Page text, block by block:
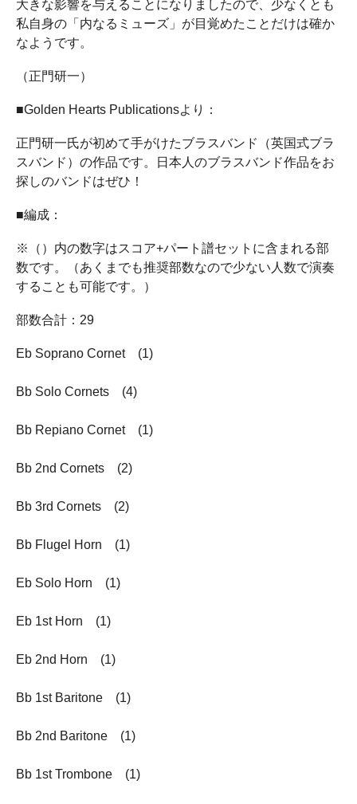
大きな影響を与えることになりましたので、少なくとも
私自身の「内なるミューズ」が目覚めたことだけは確か
なようです。
（正門研一）
■Golden Hearts Publicationsより：
正門研一氏が初めて手がけたブラスバンド（英国式ブラ
スバンド）の作品です。日本人のブラスバンド作品をお
探しのバンドはぜひ！
■編成：
※（）内の数字はスコア+パート譜セットに含まれる部
数です。（あくまでも推奨部数なので少ない人数で演奏
することも可能です。）
部数合計：29
Eb Soprano Cornet (1)
Bb Solo Cornets (4)
Bb Repiano Cornet (1)
Bb 2nd Cornets (2)
Bb 3rd Cornets (2)
Bb Flugel Horn (1)
Eb Solo Horn (1)
Eb 1st Horn (1)
Eb 2nd Horn (1)
Bb 1st Baritone (1)
Bb 2nd Baritone (1)
Bb 1st Trombone (1)